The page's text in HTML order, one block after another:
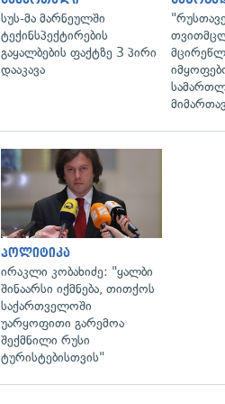
სუს-მა მარნეულში
ტექინსპექტირების
გაყალბების ფაქტზე 3 პირი
დააკავა
პოლიტიკა
ირაკლი კობახიძე: "ყალბი
შინაარსი იქმნება, თითქოს
საქართველოში
უარყოფითი გარემოა
შექმნილი რუსი
ტურისტებისთვის"